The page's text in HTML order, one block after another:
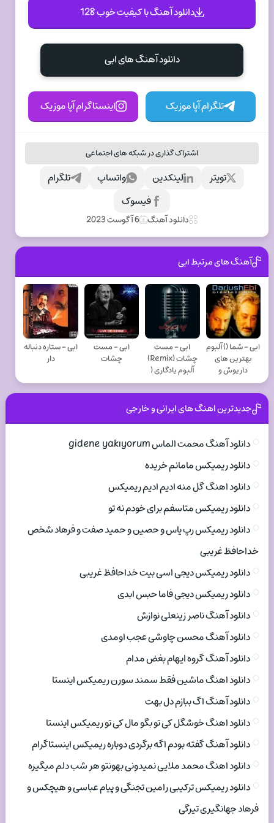
دانلود آهنگ با کیفیت خوب 128
دانلود آهنگ های ابی
تلگرام آپا موزیک اینستاگرام آپا موزیک
اشتراک گذاری در شبکه های اجتماعی
تلگرام واتساپ لینکدین
تویتر
فیسوک
دانلود آهنگ 6 آگوست 2023
آهنگ های مرتبط ابی
ابی - شما () آلبوم
بهترین های
داریوش و
ابی - مست
چشات (Remix)
آلبوم یادگاری (
ابی - مست
چشات
ابی - ستاره دنباله
دار
جدیدترین اهنگ های ایرانی و خارجی
دانلود آهنگ محمت الماس gidene yakıyorum
دانلود ریمیکس مامانم خریده
دانلود اهنگ گل منه ادیم ادیم ریمیکس
دانلود ریمیکس متاسفم برای خودم نه تو
دانلود ریمیکس رپ یاس و حصین و حمید صفت و فرهاد شخص
خداحافظ غریبی
دانلود ریمیکس دیجی اسی بیت خداحافظ غریبی
دانلود ریمیکس دیجی فاما حبس ابدی
دانلود آهنگ ناصر زینعلی نوازش
دانلود آهنگ محسن چاوشی عجب اومدی
دانلود آهنگ گروه ایهام بغض مدام
دانلود اهنگ ماشین فقط سمند سورن ریمیکس اینستا
دانلود آهنگ اگ ببازم دل بهت
دانلود اهنگ خوشگل کی تو بگو مال کی تو ریمیکس اینستا
دانلود آهنگ گفته بودم اگه برگردی دوباره ریمیکس اینستاگرام
دانلود اهنگ محمد ملایی نمیدونی بهونتو هر شب دلم میگیره
دانلود ریمیکس ترکیبی رامین تجنگی و پیام عباسی و هیچکس و
فرهاد جهانگیری تیرگی